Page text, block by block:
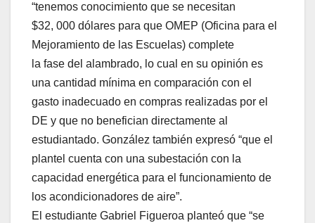
“tenemos conocimiento que se necesitan
$32, 000 dólares para que OMEP (Oficina para el
Mejoramiento de las Escuelas) complete
la fase del alambrado, lo cual en su opinión es
una cantidad mínima en comparación con el
gasto inadecuado en compras realizadas por el
DE y que no benefician directamente al
estudiantado. González también expresó “que el
plantel cuenta con una subestación con la
capacidad energética para el funcionamiento de
los acondicionadores de aire”.
El estudiante Gabriel Figueroa planteó que “se